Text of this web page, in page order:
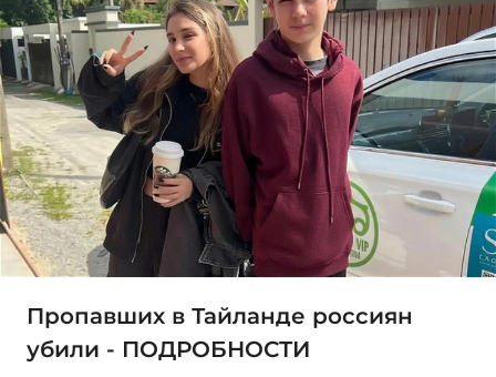
Пропавших в Тайланде россиян
убили - ПОДРОБНОСТИ